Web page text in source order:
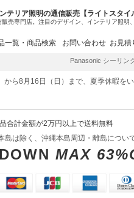
テリア照明の通信販売【ライトスタイ
売専門店。注目のデザイン、インテリア照明
一覧・商品検索 お問い合わせ お見積
Panasonic シーリングフ
から8月16日（日）まで、夏季休暇を
合計金額が2万円以上で送料無料
島は除く、沖縄本島周辺・離島につい
MAX